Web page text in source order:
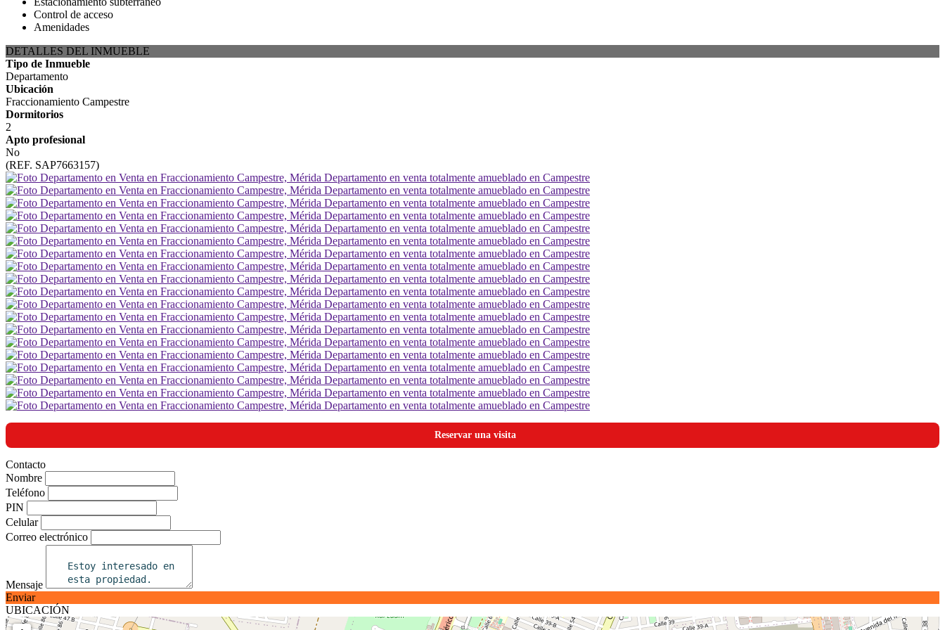
Control de acceso
Amenidades
DETALLES DEL INMUEBLE
Tipo de Inmueble
Departamento
Ubicación
Fraccionamiento Campestre
Dormitorios
2
Apto profesional
No
(REF. SAP7663157)
Reservar una visita
Contacto
Nombre
Teléfono
PIN
Celular
Correo electrónico
Mensaje
Enviar
UBICACIÓN